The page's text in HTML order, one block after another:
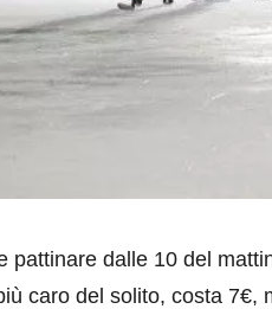
pattinare dalle 10 del
caro del solito, costa